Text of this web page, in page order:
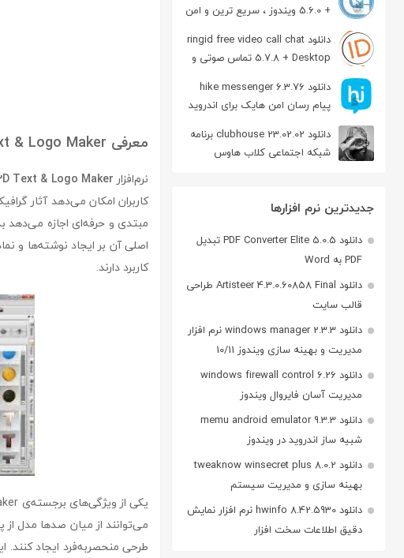
+ 5.6.0 ویندوز ، سریع ترین و امن
ترین نسخه تلگرام
دانلود ringid free video call chat
5.7.8 + Desktop تماس صوتی و
تصویری در اندروید
دانلود hike messenger 6.3.76
پیام‌ رسان‌ امن هایک برای اندروید
دانلود clubhouse 23.02.02 برنامه
شبکه اجتماعی کلاب هاوس
جدیدترین نرم افزارها
دانلود PDF Converter Elite 5.0.5 تبدیل
PDF به Word
دانلود Artisteer 4.3.0.60858 Final طراحی
قالب سایت
دانلود windows manager 2.3.3 نرم افزار
مدیریت و بهینه سازی ویندوز 10/11
دانلود windows firewall control 6.26
مدیریت آسان فایروال ویندوز
دانلود memu android emulator 9.3.3
شبیه ساز اندروید در ویندوز
دانلود tweaknow winsecret plus 8.0.2
بهینه سازی و مدیریت سیستم
دانلود hwinfo 8.42.5930 نرم افزار نمایش
دقیق اطلاعات سخت افزار
معرفی Aurora 3D Text & Logo Maker
نرم‌افزار Text & Logo Maker
کاربران امکان می‌دهد آثار
مبتدی و حرفه‌ای اجازه می‌دهد
اصلی آن بر ایجاد نوشته‌ها و
کاربرد دارند.
یکی از ویژگی‌های برجسته‌ی Aurora 3D Text & Logo Maker،
می‌توانند از میان صدها مدل از
طرحی منحصربه‌فرد ایجاد کنند.